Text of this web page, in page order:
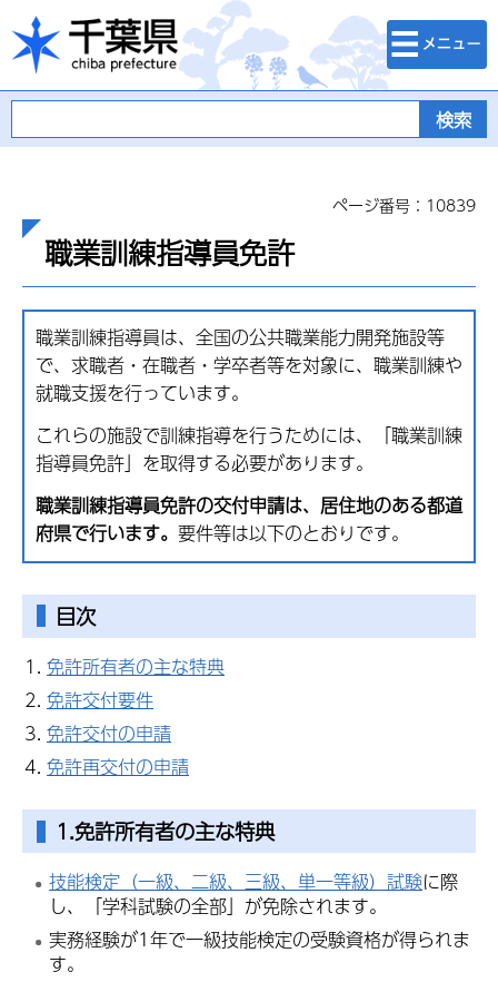
千葉県
検索・メニュ
ー
ページ番号：10839
職業訓練指導員免許
職業訓練指導員は、全国の公共職業能力開発施設等
で、求職者・在職者・学卒者等を対象に、職業訓練や
就職支援を行っています。
これらの施設で訓練指導を行うためには、「職業訓練
指導員免許」を取得する必要があります。
職業訓練指導員免許の交付申請は、居住地のある都道
府県で行います。 要件等は以下のとおりです。
目次
免許所有者の主な特典
免許交付要件
免許交付の申請
免許再交付の申請
1.免許所有者の主な特典
技能検定（一級、二級、三級、単一等級）試験に際
し、「学科試験の全部」が免除されます。
実務経験が1年で一級技能検定の受験資格が得られま
す。